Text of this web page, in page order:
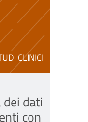
CLINICI
dati
con